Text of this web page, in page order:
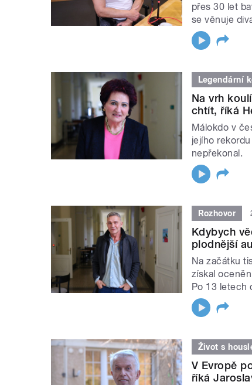
přes 30 let
se věnuje
Legendární
Na vrh
chtít, říká
Málokdo v
jejího
nepřekonal.
Rozhovor
Kdybych
plodnější
Na začátku
získal
Po 13 letech
Život s
V Evropě
říká